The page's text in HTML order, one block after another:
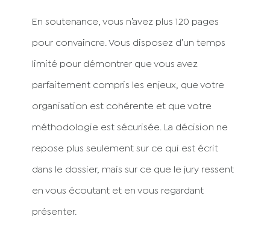
En soutenance, vous n’avez plus 120 pages
pour convaincre. Vous disposez d’un temps
limité pour démontrer que vous avez
parfaitement compris les enjeux, que votre
organisation est cohérente et que votre
méthodologie est sécurisée. La décision ne
repose plus seulement sur ce qui est écrit
dans le dossier, mais sur ce que le jury ressent
en vous écoutant et en vous regardant
présenter.